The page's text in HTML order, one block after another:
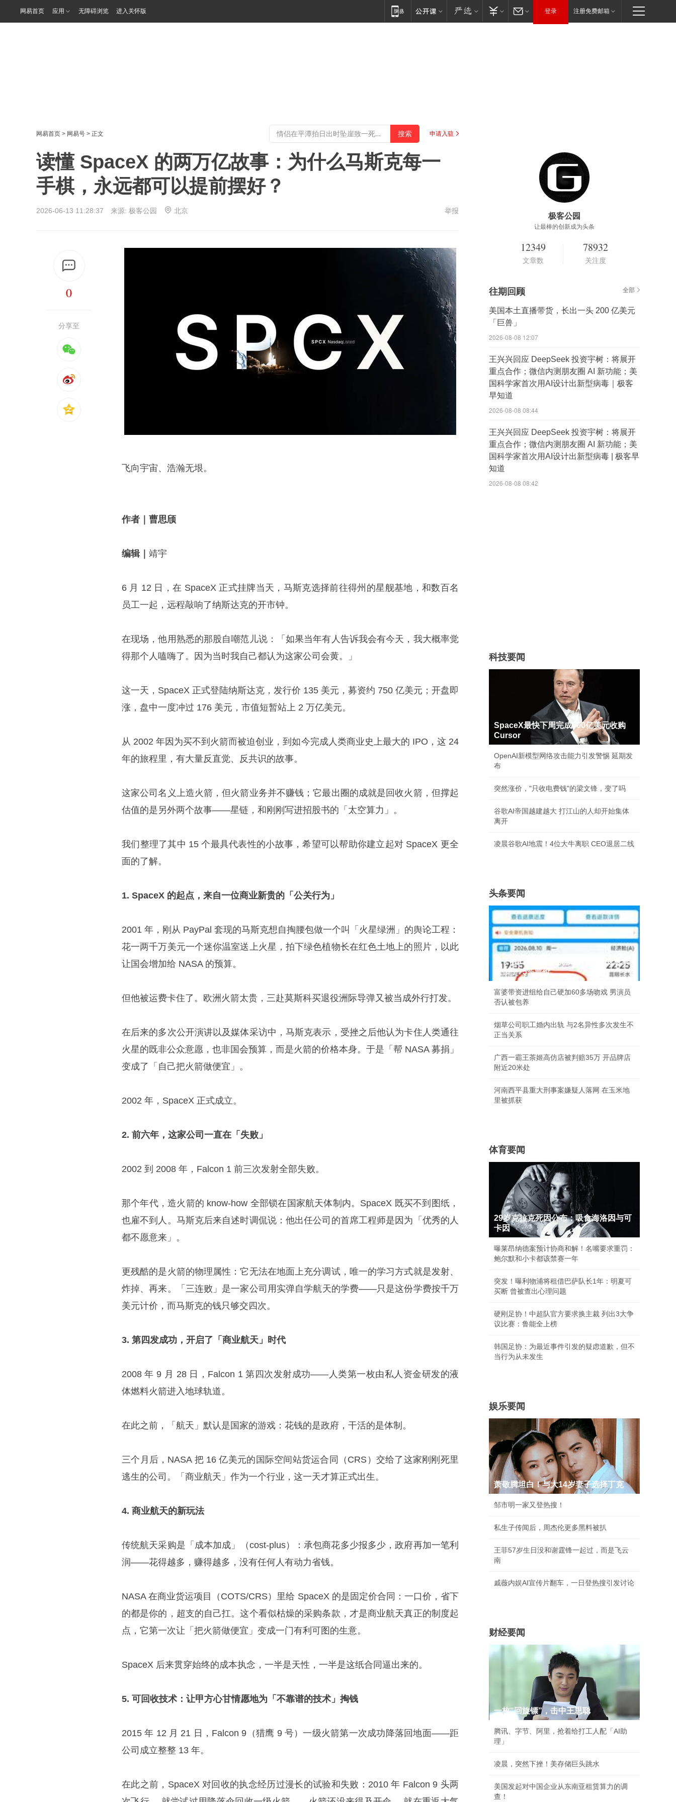
网易首页 应用 无障碍浏览 进入关怀版 登录 注册免费邮箱
网易首页 > 网易号 > 正文 申请入驻
读懂 SpaceX 的两万亿故事：为什么马斯克每一
手棋，永远都可以提前摆好？
2026-06-13 11:28:37 来源: 极客公园 北京 举报
0
分享至
飞向宇宙、浩瀚无垠。
作者｜曹思颀
编辑｜ 靖宇
6 月 12 日，在 SpaceX 正式挂牌当天，马斯克选择前往得州的星舰基地，和数百名
员工一起，远程敲响了纳斯达克的开市钟。
在现场，他用熟悉的那股自嘲范儿说：「如果当年有人告诉我会有今天，我大概率觉
得那个人嗑嗨了。因为当时我自己都认为这家公司会黄。」
这一天，SpaceX 正式登陆纳斯达克，发行价 135 美元，募资约 750 亿美元；开盘即
涨，盘中一度冲过 176 美元，市值短暂站上 2 万亿美元。
从 2002 年因为买不到火箭而被迫创业，到如今完成人类商业史上最大的 IPO，这 24
年的旅程里，有大量反直觉、反共识的故事。
这家公司名义上造火箭，但火箭业务并不赚钱；它最出圈的成就是回收火箭，但撑起
估值的是另外两个故事——星链，和刚刚写进招股书的「太空算力」。
我们整理了其中 15 个最具代表性的小故事，希望可以帮助你建立起对 SpaceX 更全
面的了解。
1. SpaceX 的起点，来自一位商业新贵的「 公关行为」
2001 年，刚从 PayPal 套现的马斯克想自掏腰包做一个叫「火星绿洲」的舆论工程：
花一两千万美元一个迷你温室送上火星，拍下绿色植物长在红色土地上的照片，以此
让国会增加给 NASA 的预算。
但他被运费卡住了。欧洲火箭太贵，三赴莫斯科买退役洲际导弹又被当成外行打发。
在后来的多次公开演讲以及媒体采访中，马斯克表示，受挫之后他认为卡住人类通往
火星的既非公众意愿，也非国会预算，而是火箭的价格本身。于是「帮 NASA 募捐」
变成了「自己把火箭做便宜」。
2002 年，SpaceX 正式成立。
2. 前六年，这家公司一直在「失败」
2002 到 2008 年，Falcon 1 前三次发射全部失败。
那个年代，造火箭的 know-how 全部锁在国家航天体制内。SpaceX 既买不到图纸，
也雇不到人。马斯克后来自述时调侃说：他出任公司的首席工程师是因为「优秀的人
都不愿意来」。
更残酷的是火箭的物理属性：它无法在地面上充分调试，唯一的学习方式就是发射、
炸掉、再来。「三连败」是一家公司用实弹自学航天的学费——只是这份学费按千万
美元计价，而马斯克的钱只够交四次。
3. 第四发成功，开启了「商业航天」时代
2008 年 9 月 28 日，Falcon 1 第四次发射成功——人类第一枚由私人资金研发的液
体燃料火箭进入地球轨道。
在此之前，「航天」默认是国家的游戏：花钱的是政府，干活的是体制。
三个月后，NASA 把 16 亿美元的国际空间站货运合同（CRS）交给了这家刚刚死里
逃生的公司。「商业航天」作为一个行业，这一天才算正式出生。
4. 商业航天的新玩法
传统航天采购是「成本加成」（cost-plus）：承包商花多少报多少，政府再加一笔利
润——花得越多，赚得越多，没有任何人有动力省钱。
NASA 在商业货运项目（COTS/CRS）里给 SpaceX 的是固定价合同：一口价，省下
的都是你的，超支的自己扛。这个看似枯燥的采购条款，才是商业航天真正的制度起
点，它第一次让「把火箭做便宜」变成一门有利可图的生意。
SpaceX 后来贯穿始终的成本执念，一半是天性，一半是这纸合同逼出来的。
5. 可回收技术：让甲方心甘情愿地为「不靠谱的技术」掏钱
2015 年 12 月 21 日，Falcon 9（猎鹰 9 号）一级火箭第一次成功降落回地面——距
公司成立整整 13 年。
在此之前，SpaceX 对回收的执念经历过漫长的试验和失败：2010 年 Falcon 9 头两
极客公园
让最棒的创新成为头条
12349
文章数
78932
关注度
往期回顾 全部
美国本土直播带货，长出一头 200 亿美元
「巨兽」
2026-08-08 12:07
王兴兴回应 DeepSeek 投资宇树：将展开
重点合作；微信内测朋友圈 AI 新功能；美
国科学家首次用AI设计出新型病毒｜极客
早知道
2026-08-08 08:44
王兴兴回应 DeepSeek 投资宇树：将展开
重点合作；微信内测朋友圈 AI 新功能；美
国科学家首次用AI设计出新型病毒 | 极客早
知道
2026-08-08 08:42
科技要闻
SpaceX最快下周完成600亿美元收购
Cursor
OpenAI新模型网络攻击能力引发警惕 延期发
布
突然涨价，"只收电费钱"的梁文锋，变了吗
谷歌AI帝国越建越大 打江山的人却开始集体
离开
凌晨谷歌AI地震！4位大牛离职 CEO退居二线
头条要闻
男子在12306上买机票因行程有变退票
被扣了75%票价
富婆带资进组给自己硬加60多场吻戏 男演员
否认被包养
烟草公司职工婚内出轨 与2名异性多次发生不
正当关系
广西一霸王茶姬高仿店被判赔35万 开品牌店
附近20米处
河南西平县重大刑事案嫌疑人落网 在玉米地
里被抓获
体育要闻
29岁克拉克死因公布：吸食海洛因与可
卡因
曝莱昂纳德案预计协商和解！名嘴要求重罚：
鲍尔默和小卡都该禁赛一年
突发！曝利物浦将租借巴萨队长1年：明夏可
买断 曾被查出心理问题
硬刚足协！中超队官方要求换主裁 列出3大争
议比赛：鲁能全上榜
韩国足协：为最近事件引发的疑虑道歉，但不
当行为从未发生
娱乐要闻
萧敬腾坦白！与大14岁妻子选择丁克
邹市明一家又登热搜！
私生子传闻后，周杰伦更多黑料被扒
王菲57岁生日没和谢霆锋一起过，而是飞云
南
戚薇内娱AI宣传片翻车，一日登热搜引发讨论
财经要闻
一枚“回旋镖”，击中王思聪
腾讯、字节、阿里，抢着给打工人配「AI助
理」
凌晨，突然下挫！美存储巨头跳水
美国发起对中国企业从东南亚租赁算力的调
查！